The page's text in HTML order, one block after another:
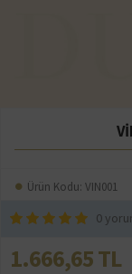
Ürün Kodu: VIN001
0
1.666,65 TL